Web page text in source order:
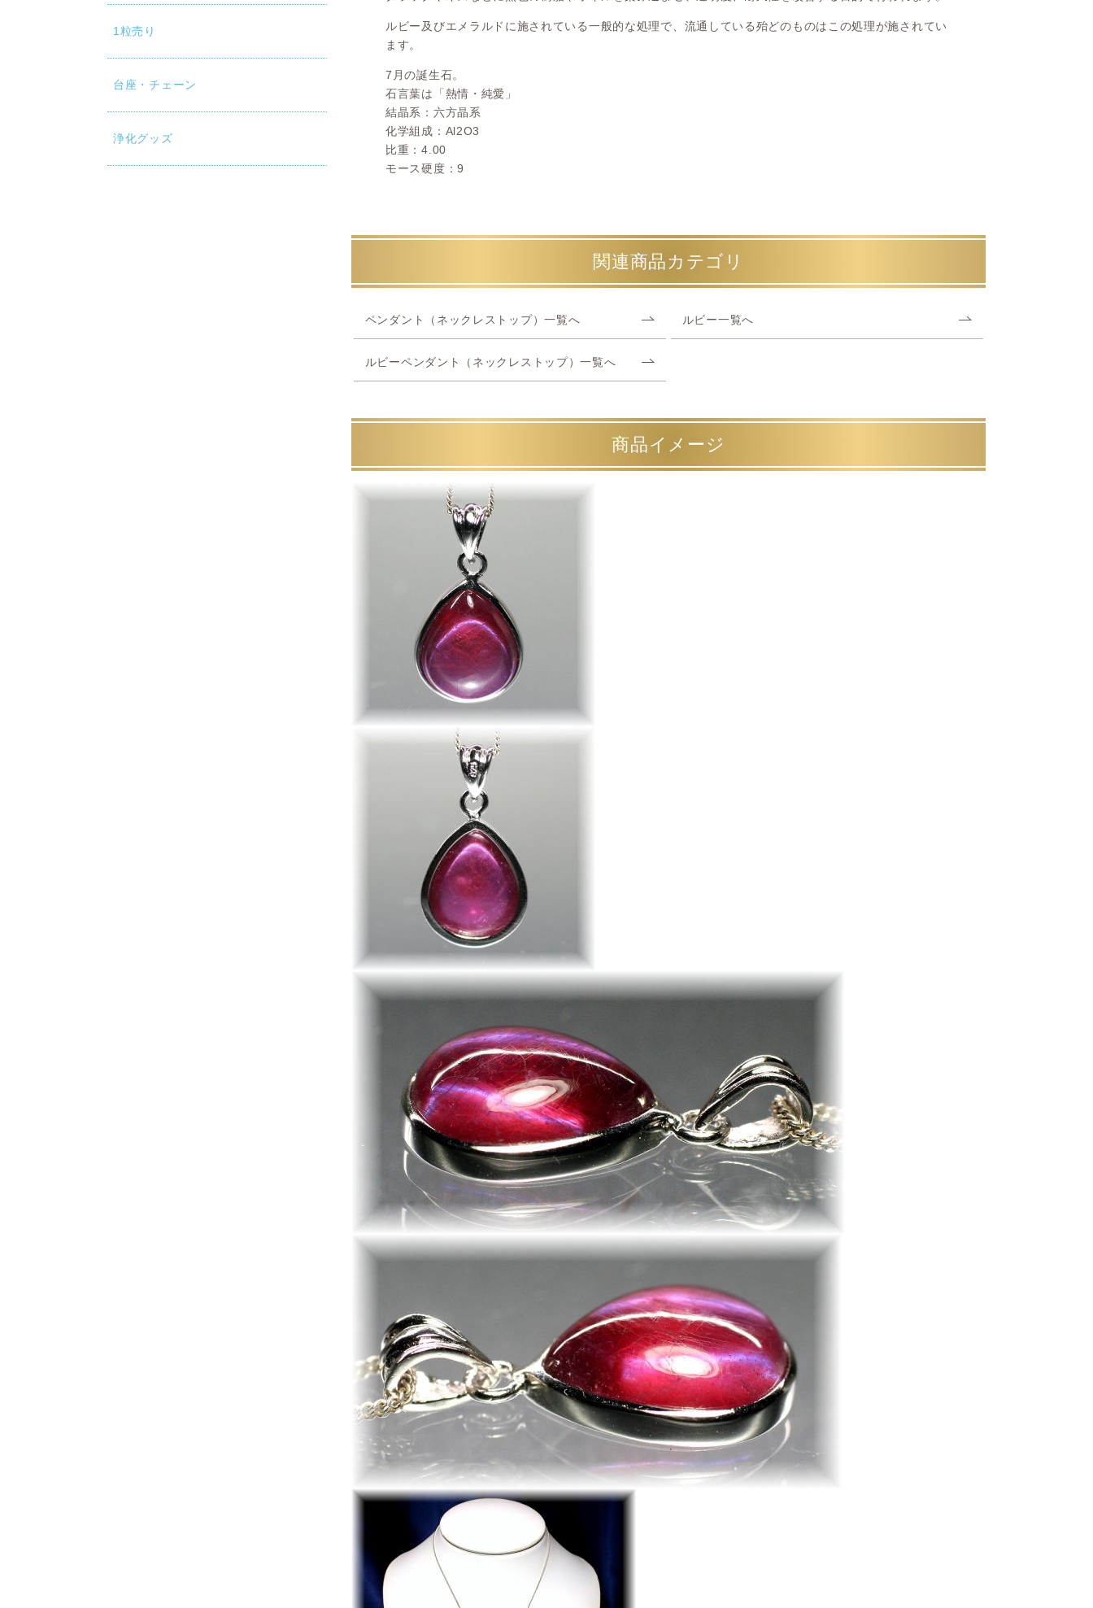
1粒売り
台座・チェーン
浄化グッズ
ルビー及びエメラルドに施されている一般的な処理で、流通している殆どのものはこの処理が施されてい
ます。
7月の誕生石。
石言葉は「熱情・純愛」
結晶系：六方晶系
化学組成：Al2O3
比重：4.00
モース硬度：9
関連商品カテゴリ
ペンダント（ネックレストップ）一覧へ ルビー一覧へ
ルビーペンダント（ネックレストップ）一覧へ
商品イメージ